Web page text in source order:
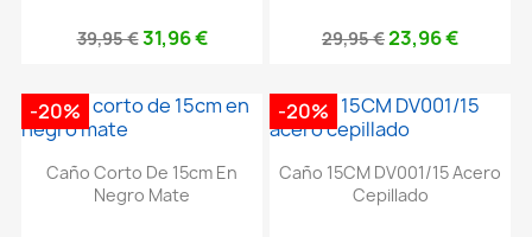
39,95 €31,96 € 29,95 €23,96 €
Caño Corto De 15cm En
Negro Mate
-20%
Caño 15CM DV001/15 Acero
Cepillado
-20%